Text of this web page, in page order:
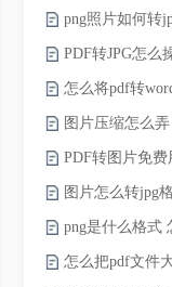
怎么将pdf转
图片怎么转jpg